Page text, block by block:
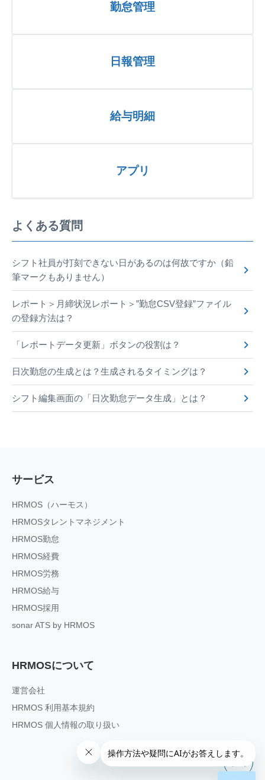
勤怠管理
日報管理
給与明細
アプリ
よくある質問
シフト社員が打刻できない日があるのは何故ですか（鉛
筆マークもありません）
レポート＞月締状況レポート＞”勤怠CSV登録”ファイル
の登録方法は？
「レポートデータ更新」ボタンの役割は？
日次勤怠の生成とは？生成されるタイミングは？
シフト編集画面の「日次勤怠データ生成」とは？
サービス
HRMOS（ハーモス）
HRMOSタレントマネジメント
HRMOS勤怠
HRMOS経費
HRMOS労務
HRMOS給与
HRMOS採用
sonar ATS by HRMOS
HRMOSについて
運営会社
HRMOS 利用基本規約
HRMOS 個人情報の取り扱い